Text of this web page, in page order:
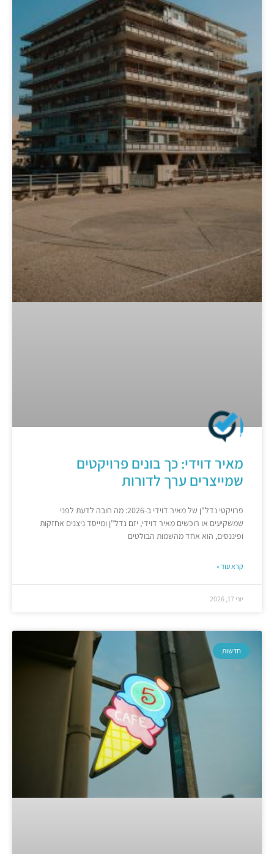
מאיר דוידי: כך בונים פרויקטים
שמייצרים ערך לדורות
פרויקטי נדל"ן של מאיר דוידי ב-2026: מה חובה לדעת לפני
שמשקיעים או רוכשים מאיר דוידי, יזם נדל"ן ומייסד ניצנים אחזקות
ופיננסים, הוא אחד מהשמות הבולטים
קרא עוד »
יוני 17, 2026
חדשות